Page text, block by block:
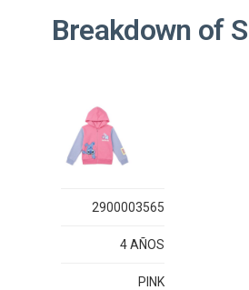
Breakdown of
2900003565
4 AÑOS
PINK